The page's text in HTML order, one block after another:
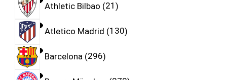
Athletic Bilbao 21
Atletico Madrid 130
Barcelona 296